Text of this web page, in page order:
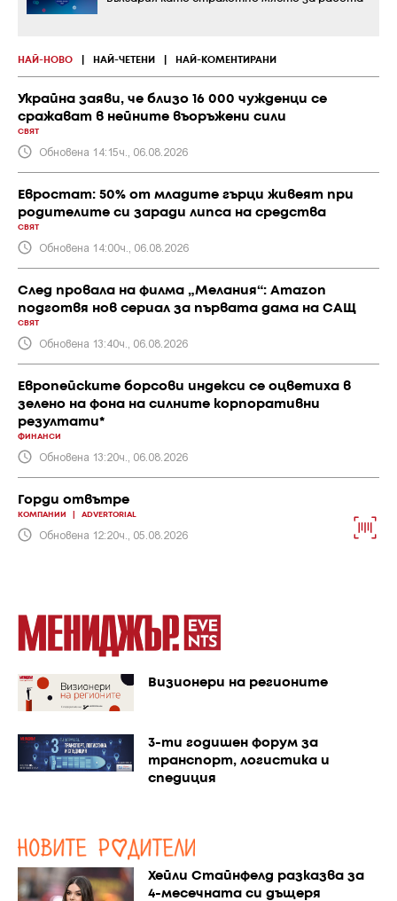
НАЙ-НОВО НАЙ-ЧЕТЕНИ НАЙ-КОМЕНТИРАНИ
Украйна заяви, че близо 16 000 чужденци се
сражават в нейните въоръжени сили
СВЯТ
Обновена 14:15ч., 06.08.2026
Евростат: 50% от младите гърци живеят при
родителите си заради липса на средства
СВЯТ
Обновена 14:00ч., 06.08.2026
След провала на филма „Мелания“: Amazon
подготвя нов сериал за първата дама на САЩ
СВЯТ
Обновена 13:40ч., 06.08.2026
Европейските борсови индекси се оцветиха в
зелено на фона на силните корпоративни
резултати*
ФИНАНСИ
Обновена 13:20ч., 06.08.2026
Горди отвътре
КОМПАНИИ ADVERTORIAL
Обновена 12:20ч., 05.08.2026
Визионери на регионите
3-ти годишен форум за
транспорт, логистика и
спедиция
Хейли Стайнфелд разказва за
4-месечната си дъщеря